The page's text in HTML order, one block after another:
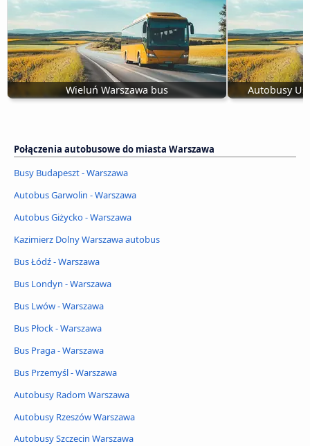
Wieluń Warszawa bus Autobusy
Połączenia autobusowe do miasta Warszawa
Busy Budapeszt - Warszawa
Autobus Garwolin - Warszawa
Autobus Giżycko - Warszawa
Kazimierz Dolny Warszawa autobus
Bus Łódź - Warszawa
Bus Londyn - Warszawa
Bus Lwów - Warszawa
Bus Płock - Warszawa
Bus Praga - Warszawa
Bus Przemyśl - Warszawa
Autobusy Radom Warszawa
Autobusy Rzeszów Warszawa
Autobusy Szczecin Warszawa